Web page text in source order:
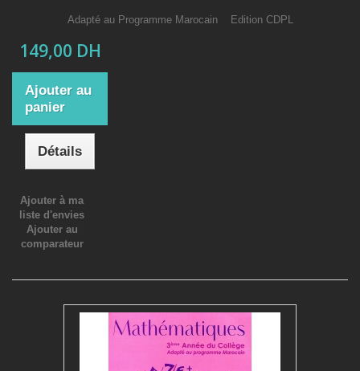
Adapté au Programme Marocain Edition CDPL
149,00 DH
Ajouter au
panier
Détails
Ajouter à ma
liste d'envies
Ajouter au
comparateur